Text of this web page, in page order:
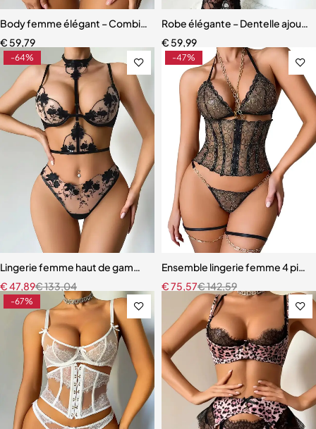
Body femme élégant – Combinaison avec empiècements en maille
€ 59,79
Robe élégante – Dentelle
€ 59,99
-64%
Lingerie femme haut de gamme – Soutien-gorge à armatures et
€133,04
€47,89
-47%
Ensemble lingerie femme 4
€142,59
€75,57
-67%